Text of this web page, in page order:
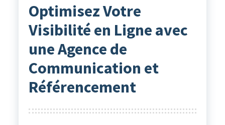
Optimisez Votre
Visibilité en Ligne avec
une Agence de
Communication et
Référencement